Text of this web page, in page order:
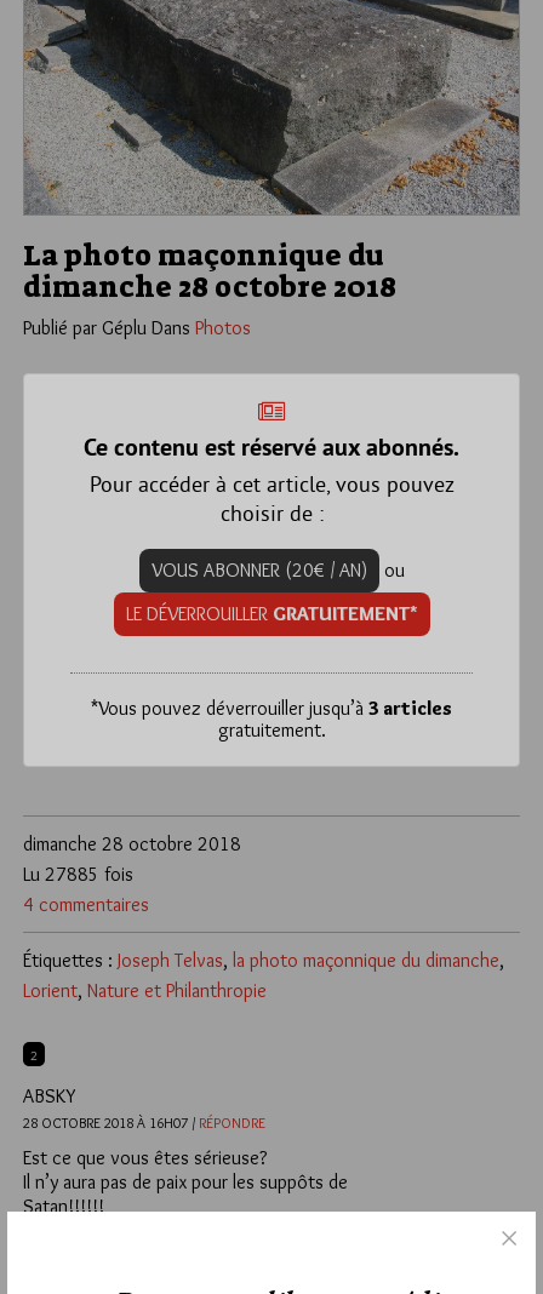
La photo maçonnique du
dimanche 28 octobre 2018
Publié par Géplu Dans Photos
Ce contenu est réservé aux abonnés.
Pour accéder à cet article, vous pouvez
choisir de :
VOUS ABONNER (20€ / AN)
ou
LE DÉVERROUILLER GRATUITEMENT*
*Vous pouvez déverrouiller jusqu’à 3 articles
gratuitement.
dimanche 28 octobre 2018
4 commentaires
Lu 27885 fois
Étiquettes : Joseph Telvas, la photo maçonnique du dimanche,
Lorient, Nature et Philanthropie
2
ABSKY
28 OCTOBRE 2018 À 16H07 / RÉPONDRE
Est ce que vous êtes sérieuse?
Il n’y aura pas de paix pour les suppôts de
Satan!!!!!!